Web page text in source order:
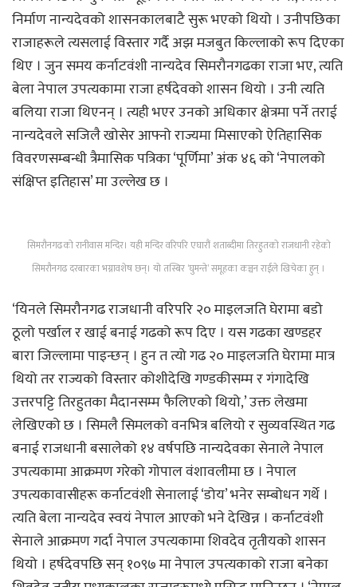
निर्माण नान्यदेवको शासनकालबाटै सुरू भएको थियो । उनीपछिका
राजाहरूले त्यसलाई विस्तार गर्दै अझ मजबुत किल्लाको रूप दिएका
थिए । जुन समय कर्नाटवंशी नान्यदेव सिमरौनगढका राजा भए, त्यति
बेला नेपाल उपत्यकामा राजा हर्षदेवको शासन थियो । उनी त्यति
बलिया राजा थिएनन् । त्यही भएर उनको अधिकार क्षेत्रमा पर्ने तराई
नान्यदेवले सजिलै खोसेर आफ्नो राज्यमा मिसाएको ऐतिहासिक
विवरणसम्बन्धी त्रैमासिक पत्रिका ‘पूर्णिमा’ अंक ४६ को ‘नेपालको
संक्षिप्त इतिहास’ मा उल्लेख छ ।
सिमरौनगढको रानीवास मन्दिर। यही मन्दिर वरिपरि एघारौं शताब्दीमा तिरहुतको राजधानी रहेको
सिमरौनगढ दरबारका भग्नावशेष छन्। यो तस्बिर ‘घुमन्ते’ समूहका कञ्चन राईले खिचेका हुन् ।
‘यिनले सिमरौनगढ राजधानी वरिपरि २० माइलजति घेरामा बडो
ठूलो पर्खाल र खाई बनाई गढको रूप दिए । यस गढका खण्डहर
बारा जिल्लामा पाइन्छन् । हुन त त्यो गढ २० माइलजति घेरामा मात्र
थियो तर राज्यको विस्तार कोशीदेखि गण्डकीसम्म र गंगादेखि
उत्तरपट्टि तिरहुतका मैदानसम्म फैलिएको थियो,’ उक्त लेखमा
लेखिएको छ । सिमलै सिमलको वनभित्र बलियो र सुव्यवस्थित गढ
बनाई राजधानी बसालेको १४ वर्षपछि नान्यदेवका सेनाले नेपाल
उपत्यकामा आक्रमण गरेको गोपाल वंशावलीमा छ । नेपाल
उपत्यकावासीहरू कर्नाटवंशी सेनालाई ‘डोय’ भनेर सम्बोधन गर्थे ।
त्यति बेला नान्यदेव स्वयं नेपाल आएको भने देखिन्न । कर्नाटवंशी
सेनाले आक्रमण गर्दा नेपाल उपत्यकामा शिवदेव तृतीयको शासन
थियो । हर्षदेवपछि सन् १०९७ मा नेपाल उपत्यकाको राजा बनेका